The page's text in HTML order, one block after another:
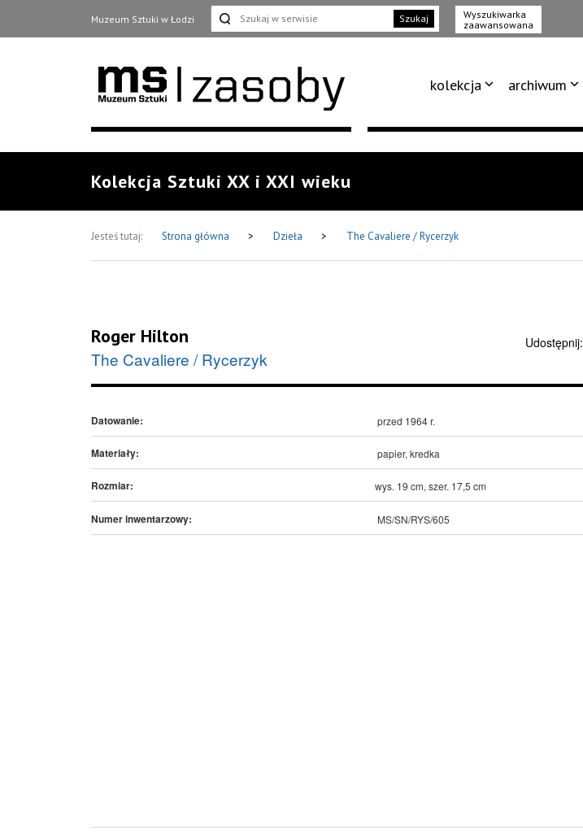
Muzeum Sztuki w Łodzi Szukaj
Wyszukiwarka
zaawansowana
kolekcja archiwum
Kolekcja Sztuki XX i XXI wieku
Jesteś tutaj: Strona główna > Dzieła > The Cavaliere / Rycerzyk
Roger Hilton
The Cavaliere / Rycerzyk
Udostępnij:
Datowanie: przed 1964 r.
Materiały: papier, kredka
Rozmiar: wys. 19 cm, szer. 17,5 cm
Numer inwentarzowy: MS/SN/RYS/605